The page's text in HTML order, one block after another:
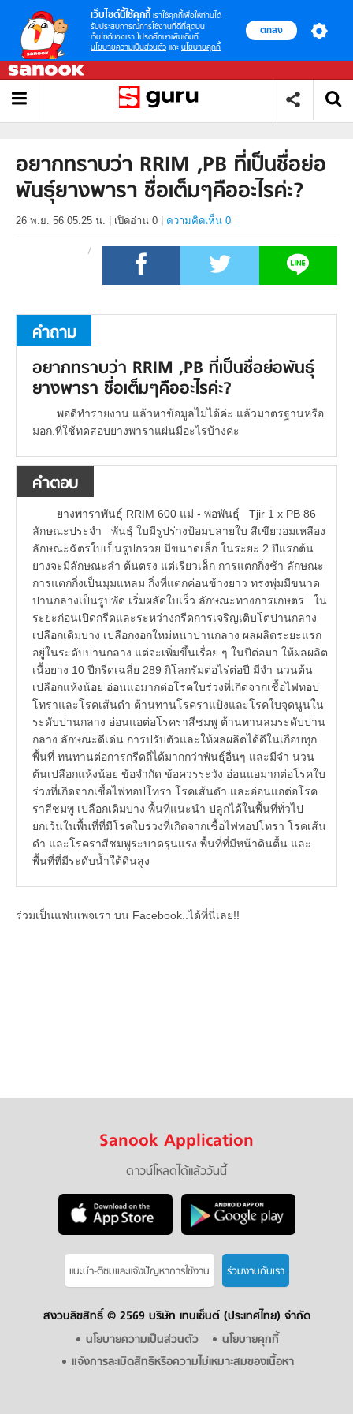
เว็บไซต์นี้ใช้คุกกี้ เราใช้คุกกี้เพื่อให้ท่านได้
รับประสบการณ์การใช้งานที่ดีที่สุดบน
เว็บไซต์ของเรา โปรดศึกษาเพิ่มเติมที่
นโยบายความเป็นส่วนตัว และ นโยบายคุกกี้
ตกลง
อยากทราบว่า RRIM ,PB ที่เป็นชื่อย่อ
พันธุ์ยางพารา ชื่อเต็มๆคืออะไรค่ะ?
26 พ.ย. 56 05.25 น. เปิดอ่าน 0 ความคิดเห็น 0
คำถาม
อยากทราบว่า RRIM ,PB ที่เป็นชื่อย่อพันธุ์
ยางพารา ชื่อเต็มๆคืออะไรค่ะ?
พอดีทำรายงาน แล้วหาข้อมูลไม่ได้ค่ะ แล้วมาตรฐานหรือ
มอก.ที่ใช้ทดสอบยางพาราแผ่นมีอะไรบ้างค่ะ
คำตอบ
ยางพาราพันธุ์ RRIM 600 แม่ - พ่อพันธุ์ Tjir 1 x PB 86
ลักษณะประจำ พันธุ์ ใบมีรูปร่างป้อมปลายใบ สีเขียวอมเหลือง
ลักษณะฉัตรใบเป็นรูปกรวย มีขนาดเล็ก ในระยะ 2 ปีแรกต้น
ยางจะมีลักษณะลำ ต้นตรง แต่เรียวเล็ก การแตกกิ่งช้า ลักษณะ
การแตกกิ่งเป็นมุมแหลม กิ่งที่แตกค่อนข้างยาว ทรงพุ่มมีขนาด
ปานกลางเป็นรูปพัด เริ่มผลัดใบเร็ว ลักษณะทางการเกษตร ใน
ระยะก่อนเปิดกรีดและระหว่างกรีดการเจริญเติบโตปานกลาง
เปลือกเดิมบาง เปลือกงอกใหม่หนาปานกลาง ผลผลิตระยะแรก
อยู่ในระดับปานกลาง แต่จะเพิ่มขึ้นเรื่อย ๆ ในปีต่อมา ให้ผลผลิต
เนื้อยาง 10 ปีกรีดเฉลี่ย 289 กิโลกรัมต่อไร่ต่อปี มีจำ นวนต้น
เปลือกแห้งน้อย อ่อนแอมากต่อโรคใบร่วงที่เกิดจากเชื้อไฟทอป
โทราและโรคเส้นดำ ต้านทานโรคราแป้งและโรคใบจุดนูนใน
ระดับปานกลาง อ่อนแอต่อโรคราสีชมพู ต้านทานลมระดับปาน
กลาง ลักษณะดีเด่น การปรับตัวและให้ผลผลิตได้ดีในเกือบทุก
พื้นที่ ทนทานต่อการกรีดถี่ได้มากกว่าพันธุ์อื่นๆ และมีจำ นวน
ต้นเปลือกแห้งน้อย ข้อจำกัด ข้อควรระวัง อ่อนแอมากต่อโรคใบ
ร่วงที่เกิดจากเชื้อไฟทอปโทรา โรคเส้นดำ และอ่อนแอต่อโรค
ราสีชมพู เปลือกเดิมบาง พื้นที่แนะนำ ปลูกได้ในพื้นที่ทั่วไป
ยกเว้นในพื้นที่ที่มีโรคใบร่วงที่เกิดจากเชื้อไฟทอปโทรา โรคเส้น
ดำ และโรคราสีชมพูระบาดรุนแรง พื้นที่ที่มีหน้าดินตื้น และ
พื้นที่ที่มีระดับนํ้าใต้ดินสูง
ร่วมเป็นแฟนเพจเรา บน Facebook..ได้ที่นี่เลย!!
Sanook Application
ดาวน์โหลดได้แล้ววันนี้
แนะนำ-ติชมเเละแจ้งปัญหาการใช้งาน ร่วมงานกับเรา
สงวนลิขสิทธิ์ © 2569 บริษัท เทนเซ็นต์ (ประเทศไทย) จำกัด
นโยบายความเป็นส่วนตัว
นโยบายคุกกี้
แจ้งการละเมิดสิทธิหรือความไม่เหมาะสมของเนื้อหา